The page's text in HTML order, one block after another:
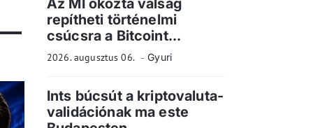
Az MI okozta válság
repítheti történelmi
csúcsra a Bitcoint...
2026. augusztus 06. Gyuri
Ints búcsút a kriptovaluta-
validációnak ma este